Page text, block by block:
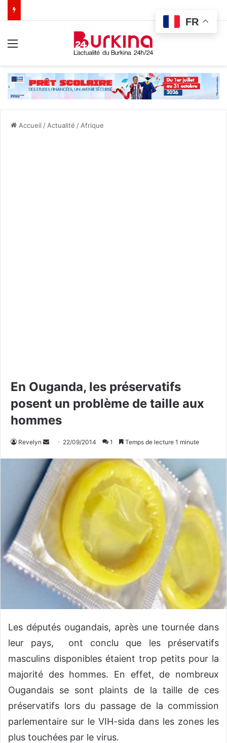
Accueil / Actualité / Afrique
En Ouganda, les préservatifs
posent un problème de taille aux
hommes
Revelyn
v
y
e
o
u
r
e
22/09/2014 1 Temps de lecture 1 minute
Les députés ougandais, après une tournée dans
leur pays, ont conclu que les préservatifs
masculins disponibles étaient trop petits pour la
majorité des hommes. En effet, de nombreux
Ougandais se sont plaints de la taille de ces
préservatifs lors du passage de la commission
parlementaire sur le VIH-sida dans les zones les
plus touchées par le virus.
FR